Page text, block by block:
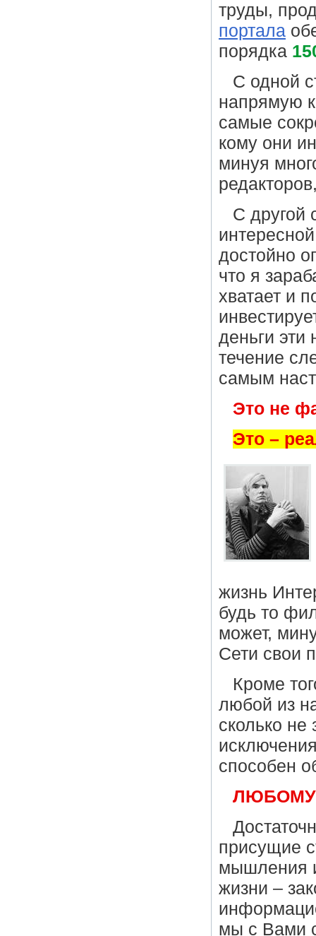
труды,
портала
порядка
С одной
напрямую
самые
кому они
минуя
С другой
достойно
что я
хватает и
деньги
течение
самым
Это не
Это –
жизнь
будь то
может,
Сети свои
Кроме
любой из
сколько
способен
присущие
мышления
жизни –
мы с Вами